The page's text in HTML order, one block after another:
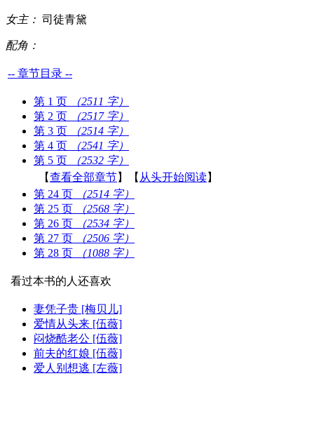
女主： 司徒青黛
配角：
-- 章节目录 --
第 1 页
（2511 字）
第 2 页
（2517 字）
第 3 页
（2514 字）
第 4 页
（2541 字）
第 5 页
（2532 字）
【查看全部章节】【 从头开始阅读】
第 24 页
（2514 字）
第 25 页
（2568 字）
第 26 页
（2534 字）
第 27 页
（2506 字）
第 28 页
（1088 字）
看过本书的人还喜欢
妻凭子贵 [梅贝儿]
爱情从头来 [伍薇]
闷烧酷老公 [伍薇]
前夫的红娘 [伍薇]
爱人别想逃 [左薇]